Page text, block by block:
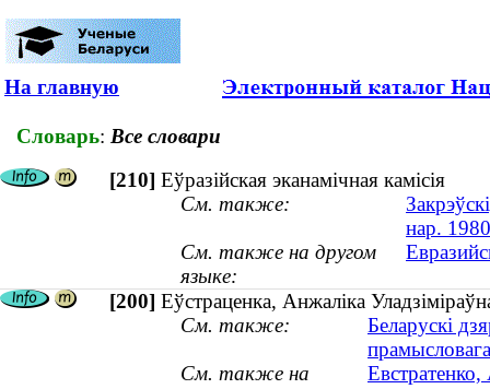
На главную
Словарь: Все словари
[210] Еўразійская эканамічная камісія
См. также:
нар.
См. также на другом
языке:
[200] Еўстраценка, Анжаліка
См. также:
Беларускі
См. также на